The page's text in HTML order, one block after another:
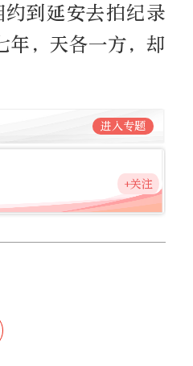
到延安去拍纪录
年，天各一方，却
进入专题
+关注